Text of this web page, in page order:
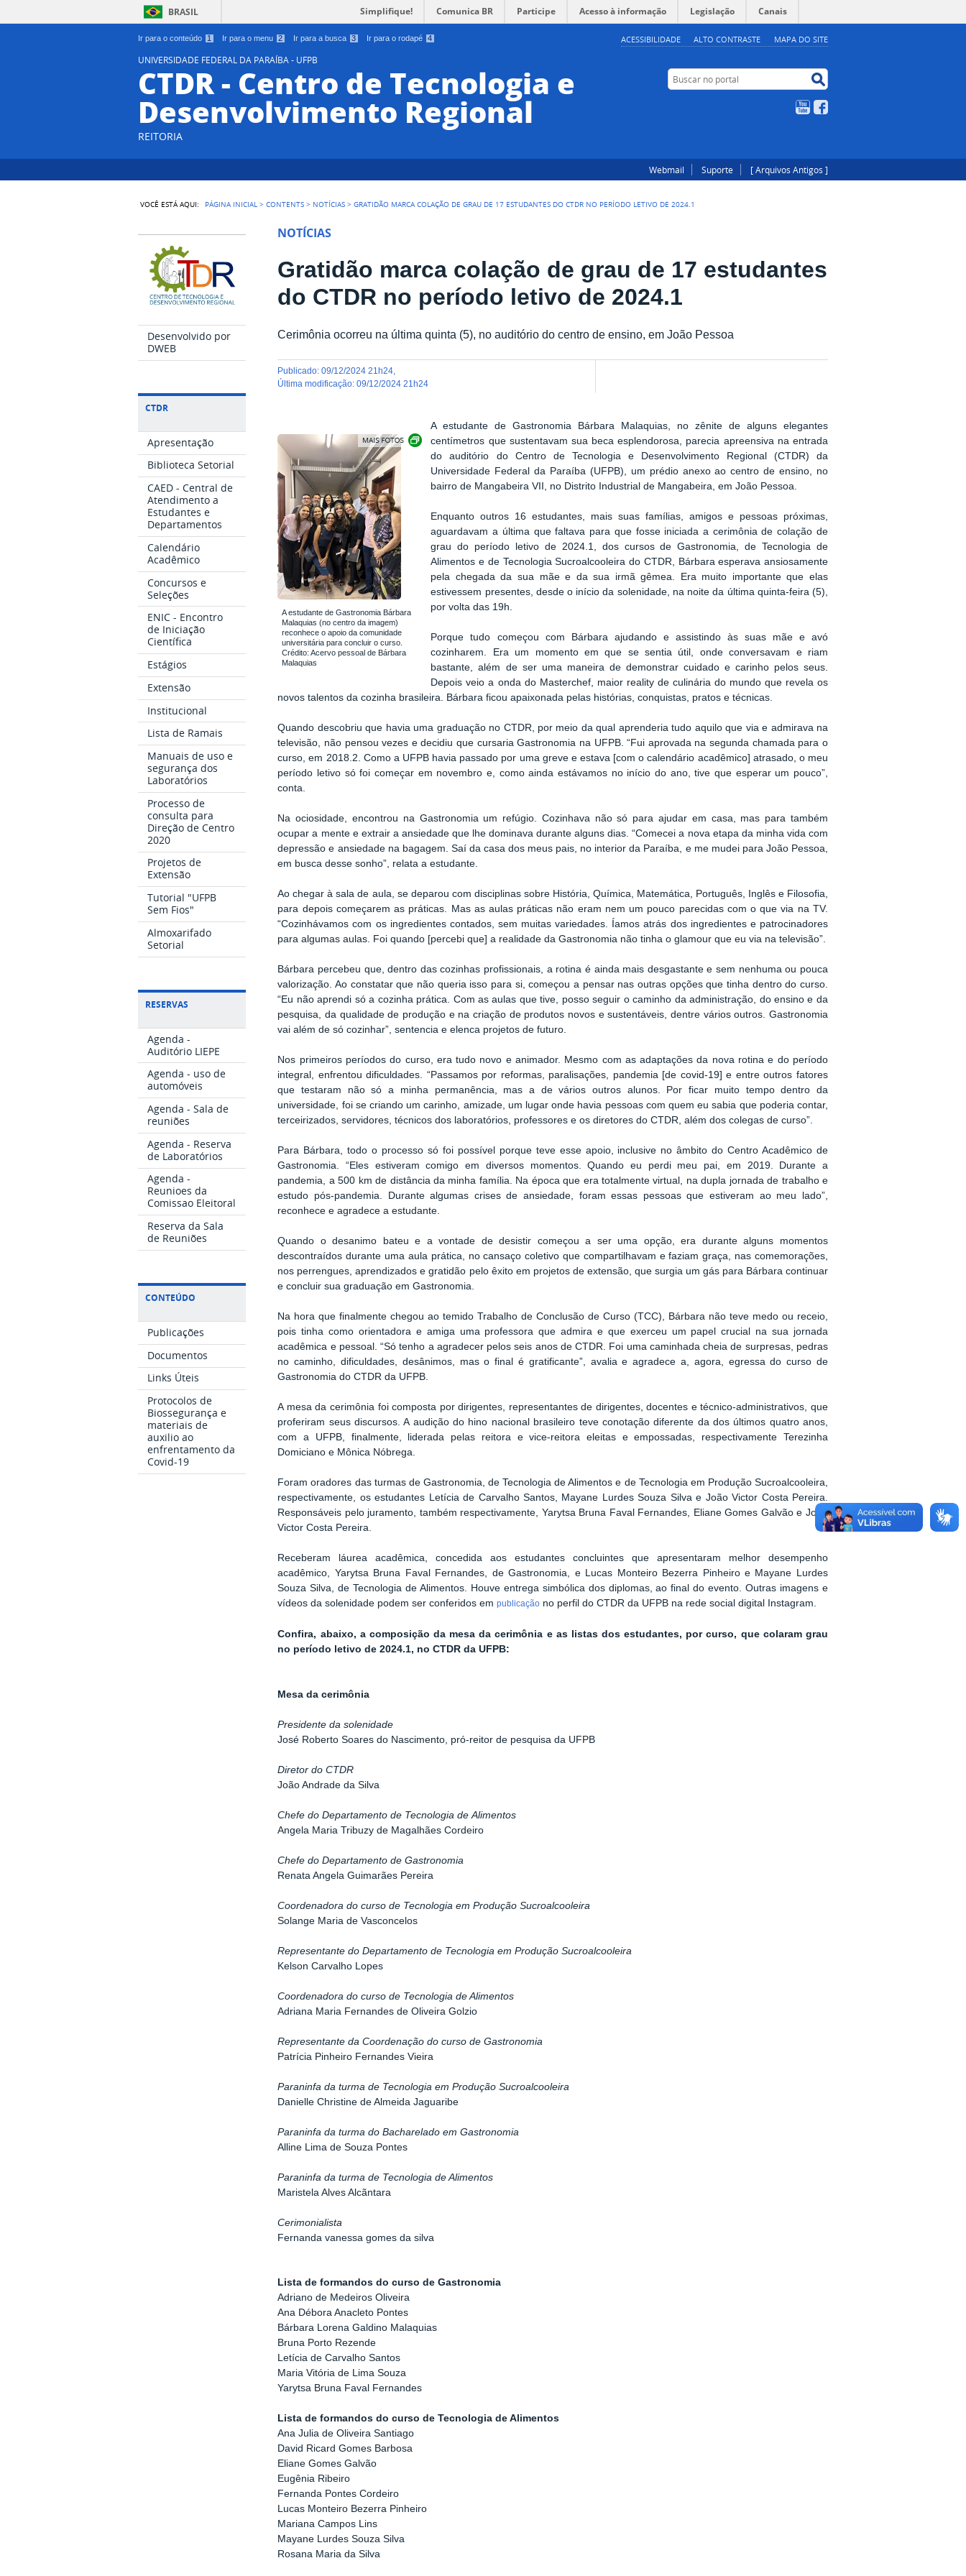
Ir para o conteúdo 1 Ir para o menu 2 Ir para a busca 3 Ir para o rodapé 4 ACESSIBILIDADE ALTO CONTRASTE MAPA DO SITE
BRASIL Simplifique! Comunica BR Participe Acesso à informação Legislação Canais
UNIVERSIDADE FEDERAL DA PARAÍBA - UFPB
CTDR - Centro de Tecnologia e
Desenvolvimento Regional
REITORIA
Buscar no portal
YouTube
Webmail Suporte [ Arquivos Antigos ]
VOCÊ ESTÁ AQUI: PÁGINA INICIAL >CONTENTS > NOTÍCIAS >GRATIDÃO MARCA COLAÇÃO DE GRAU DE 17 ESTUDANTES DO CTDR NO PERÍODO LETIVO DE 2024.1
Desenvolvido por
DWEB
CTDR
Apresentação
Biblioteca Setorial
CAED - Central de
Atendimento a
Estudantes e
Departamentos
Calendário
Acadêmico
Concursos e
Seleções
ENIC - Encontro
de Iniciação
Científica
Estágios
Extensão
Institucional
Lista de Ramais
Manuais de uso e
segurança dos
Laboratórios
Processo de
consulta para
Direção de Centro
2020
Projetos de
Extensão
Tutorial "UFPB
Sem Fios"
Almoxarifado
Setorial
RESERVAS
Agenda -
Auditório LIEPE
Agenda - uso de
automóveis
Agenda - Sala de
reuniões
Agenda - Reserva
de Laboratórios
Agenda -
Reunioes da
Comissao Eleitoral
Reserva da Sala
de Reuniões
CONTEÚDO
Publicações
Documentos
Links Úteis
Protocolos de
Biossegurança e
materiais de
auxilio ao
enfrentamento da
Covid-19
NOTÍCIAS
Gratidão marca colação de grau de 17 estudantes
do CTDR no período letivo de 2024.1
Cerimônia ocorreu na última quinta (5), no auditório do centro de ensino, em João Pessoa
publicado:09/12/2024 21h24
última modificação:09/12/2024 21h24
Exibir carrossel de imagens
A estudante de Gastronomia Bárbara
Malaquias (no centro da imagem)
reconhece o apoio da comunidade
universitária para concluir o curso.
Crédito: Acervo pessoal de Bárbara
Malaquias
A estudante de Gastronomia Bárbara Malaquias, no zênite de alguns elegantes
centímetros que sustentavam sua beca esplendorosa, parecia apreensiva na entrada
do auditório do Centro de Tecnologia e Desenvolvimento Regional (CTDR) da
Universidade Federal da Paraíba (UFPB), um prédio anexo ao centro de ensino, no
bairro de Mangabeira VII, no Distrito Industrial de Mangabeira, em João Pessoa.
Enquanto outros 16 estudantes, mais suas famílias, amigos e pessoas próximas,
aguardavam a última que faltava para que fosse iniciada a cerimônia de colação de
grau do período letivo de 2024.1, dos cursos de Gastronomia, de Tecnologia de
Alimentos e de Tecnologia Sucroalcooleira do CTDR, Bárbara esperava ansiosamente
pela chegada da sua mãe e da sua irmã gêmea. Era muito importante que elas
estivessem presentes, desde o início da solenidade, na noite da última quinta-feira (5),
por volta das 19h.
Porque tudo começou com Bárbara ajudando e assistindo às suas mãe e avó
cozinharem. Era um momento em que se sentia útil, onde conversavam e riam
bastante, além de ser uma maneira de demonstrar cuidado e carinho pelos seus.
Depois veio a onda do Masterchef, maior reality de culinária do mundo que revela os
novos talentos da cozinha brasileira. Bárbara ficou apaixonada pelas histórias, conquistas, pratos e técnicas.
Quando descobriu que havia uma graduação no CTDR, por meio da qual aprenderia tudo aquilo que via e admirava na
televisão, não pensou vezes e decidiu que cursaria Gastronomia na UFPB. “Fui aprovada na segunda chamada para o
curso, em 2018.2. Como a UFPB havia passado por uma greve e estava [com o calendário acadêmico] atrasado, o meu
período letivo só foi começar em novembro e, como ainda estávamos no início do ano, tive que esperar um pouco”,
conta.
Na ociosidade, encontrou na Gastronomia um refúgio. Cozinhava não só para ajudar em casa, mas para também
ocupar a mente e extrair a ansiedade que lhe dominava durante alguns dias. “Comecei a nova etapa da minha vida com
depressão e ansiedade na bagagem. Saí da casa dos meus pais, no interior da Paraíba, e me mudei para João Pessoa,
em busca desse sonho”, relata a estudante.
Ao chegar à sala de aula, se deparou com disciplinas sobre História, Química, Matemática, Português, Inglês e Filosofia,
para depois começarem as práticas. Mas as aulas práticas não eram nem um pouco parecidas com o que via na TV.
“Cozinhávamos com os ingredientes contados, sem muitas variedades. Íamos atrás dos ingredientes e patrocinadores
para algumas aulas. Foi quando [percebi que] a realidade da Gastronomia não tinha o glamour que eu via na televisão”.
Bárbara percebeu que, dentro das cozinhas profissionais, a rotina é ainda mais desgastante e sem nenhuma ou pouca
valorização. Ao constatar que não queria isso para si, começou a pensar nas outras opções que tinha dentro do curso.
“Eu não aprendi só a cozinha prática. Com as aulas que tive, posso seguir o caminho da administração, do ensino e da
pesquisa, da qualidade de produção e na criação de produtos novos e sustentáveis, dentre vários outros. Gastronomia
vai além de só cozinhar”, sentencia e elenca projetos de futuro.
Nos primeiros períodos do curso, era tudo novo e animador. Mesmo com as adaptações da nova rotina e do período
integral, enfrentou dificuldades. “Passamos por reformas, paralisações, pandemia [de covid-19] e entre outros fatores
que testaram não só a minha permanência, mas a de vários outros alunos. Por ficar muito tempo dentro da
universidade, foi se criando um carinho, amizade, um lugar onde havia pessoas com quem eu sabia que poderia contar,
terceirizados, servidores, técnicos dos laboratórios, professores e os diretores do CTDR, além dos colegas de curso”.
Para Bárbara, todo o processo só foi possível porque teve esse apoio, inclusive no âmbito do Centro Acadêmico de
Gastronomia. “Eles estiveram comigo em diversos momentos. Quando eu perdi meu pai, em 2019. Durante a
pandemia, a 500 km de distância da minha família. Na época que era totalmente virtual, na dupla jornada de trabalho e
estudo pós-pandemia. Durante algumas crises de ansiedade, foram essas pessoas que estiveram ao meu lado”,
reconhece e agradece a estudante.
Quando o desanimo bateu e a vontade de desistir começou a ser uma opção, era durante alguns momentos
descontraídos durante uma aula prática, no cansaço coletivo que compartilhavam e faziam graça, nas comemorações,
nos perrengues, aprendizados e gratidão pelo êxito em projetos de extensão, que surgia um gás para Bárbara continuar
e concluir sua graduação em Gastronomia.
Na hora que finalmente chegou ao temido Trabalho de Conclusão de Curso (TCC), Bárbara não teve medo ou receio,
pois tinha como orientadora e amiga uma professora que admira e que exerceu um papel crucial na sua jornada
acadêmica e pessoal. “Só tenho a agradecer pelos seis anos de CTDR. Foi uma caminhada cheia de surpresas, pedras
no caminho, dificuldades, desânimos, mas o final é gratificante”, avalia e agradece a, agora, egressa do curso de
Gastronomia do CTDR da UFPB.
A mesa da cerimônia foi composta por dirigentes, representantes de dirigentes, docentes e técnico-administrativos, que
proferiram seus discursos. A audição do hino nacional brasileiro teve conotação diferente da dos últimos quatro anos,
com a UFPB, finalmente, liderada pelas reitora e vice-reitora eleitas e empossadas, respectivamente Terezinha
Domiciano e Mônica Nóbrega.
Foram oradores das turmas de Gastronomia, de Tecnologia de Alimentos e de Tecnologia em Produção Sucroalcooleira,
respectivamente, os estudantes Letícia de Carvalho Santos, Mayane Lurdes Souza Silva e João Victor Costa Pereira.
Responsáveis pelo juramento, também respectivamente, Yarytsa Bruna Faval Fernandes, Eliane Gomes Galvão e João
Victor Costa Pereira.
Receberam láurea acadêmica, concedida aos estudantes concluintes que apresentaram melhor desempenho
acadêmico, Yarytsa Bruna Faval Fernandes, de Gastronomia, e Lucas Monteiro Bezerra Pinheiro e Mayane Lurdes
Souza Silva, de Tecnologia de Alimentos. Houve entrega simbólica dos diplomas, ao final do evento. Outras imagens e
vídeos da solenidade podem ser conferidos empublicação no perfil do CTDR da UFPB na rede social digital Instagram.
Confira, abaixo, a composição da mesa da cerimônia e as listas dos estudantes, por curso, que colaram grau
no período letivo de 2024.1, no CTDR da UFPB:
Mesa da cerimônia
Presidente da solenidade
José Roberto Soares do Nascimento, pró-reitor de pesquisa da UFPB
Diretor do CTDR
João Andrade da Silva
Chefe do Departamento de Tecnologia de Alimentos
Angela Maria Tribuzy de Magalhães Cordeiro
Chefe do Departamento de Gastronomia
Renata Angela Guimarães Pereira
Coordenadora do curso de Tecnologia em Produção Sucroalcooleira
Solange Maria de Vasconcelos
Representante do Departamento de Tecnologia em Produção Sucroalcooleira
Kelson Carvalho Lopes
Coordenadora do curso de Tecnologia de Alimentos
Adriana Maria Fernandes de Oliveira Golzio
Representante da Coordenação do curso de Gastronomia
Patrícia Pinheiro Fernandes Vieira
Paraninfa da turma de Tecnologia em Produção Sucroalcooleira
Danielle Christine de Almeida Jaguaribe
Paraninfa da turma do Bacharelado em Gastronomia
Alline Lima de Souza Pontes
Paraninfa da turma de Tecnologia de Alimentos
Maristela Alves Alcãntara
Cerimonialista
Fernanda vanessa gomes da silva
Lista de formandos do curso de Gastronomia
Adriano de Medeiros Oliveira
Ana Débora Anacleto Pontes
Bárbara Lorena Galdino Malaquias
Bruna Porto Rezende
Letícia de Carvalho Santos
Maria Vitória de Lima Souza
Yarytsa Bruna Faval Fernandes
Lista de formandos do curso de Tecnologia de Alimentos
Ana Julia de Oliveira Santiago
David Ricard Gomes Barbosa
Eliane Gomes Galvão
Eugênia Ribeiro
Fernanda Pontes Cordeiro
Lucas Monteiro Bezerra Pinheiro
Mariana Campos Lins
Mayane Lurdes Souza Silva
Rosana Maria da Silva